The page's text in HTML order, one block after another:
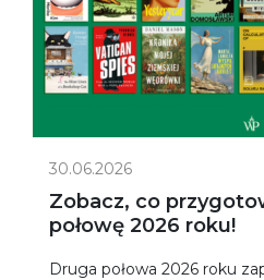
30.06.2026
Zobacz, co
połowę 2026 roku!
Druga połowa 2026 roku